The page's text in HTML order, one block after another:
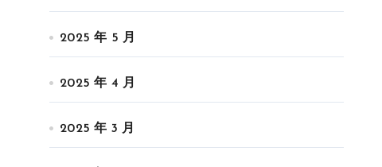
2025 年 5 月
2025 年 4 月
2025 年 3 月